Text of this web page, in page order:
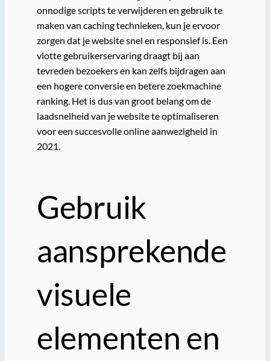
onnodige scripts te verwijderen en gebruik te
maken van caching technieken, kun je ervoor
zorgen dat je website snel en responsief is. Een
vlotte gebruikerservaring draagt bij aan
tevreden bezoekers en kan zelfs bijdragen aan
een hogere conversie en betere zoekmachine
ranking. Het is dus van groot belang om de
laadsnelheid van je website te optimaliseren
voor een succesvolle online aanwezigheid in
2021.
Gebruik
aansprekende
visuele
elementen en